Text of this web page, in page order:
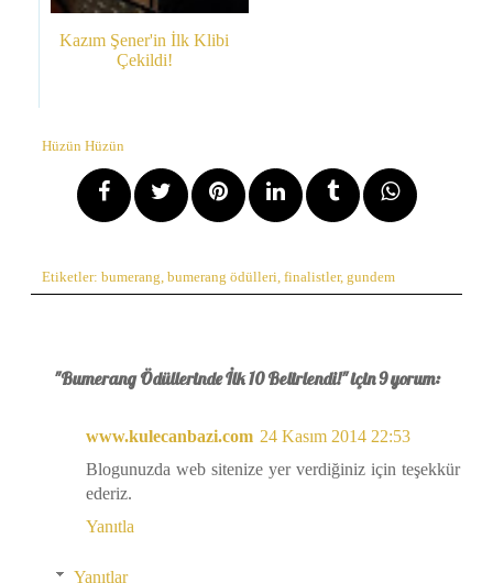
Kazım Şener'in İlk Klibi
Çekildi!
Hüzün Hüzün
Etiketler: bumerang, bumerang ödülleri, finalistler, gundem
"Bumerang Ödüllerinde İlk 10 Belirlendi!" için 9 yorum:
www.kulecanbazi.com 24 Kasım 2014 22:53
Blogunuzda web sitenize yer verdiğiniz için teşekkür
ederiz.
Yanıtla
Yanıtlar